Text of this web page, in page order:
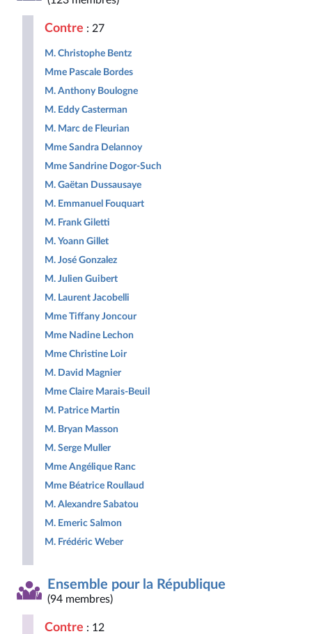
Républicaine
Contre : 27
M. Christophe Bentz
Mme Pascale Bordes
M. Anthony Boulogne
M. Eddy Casterman
M. Marc de Fleurian
Mme Sandra Delannoy
Mme Sandrine Dogor-Such
M. Gaëtan Dussausaye
M. Emmanuel Fouquart
M. Frank Giletti
M. Yoann Gillet
M. José Gonzalez
M. Julien Guibert
M. Laurent Jacobelli
Mme Tiffany Joncour
Mme Nadine Lechon
Mme Christine Loir
M. David Magnier
Mme Claire Marais-Beuil
M. Patrice Martin
M. Bryan Masson
M. Serge Muller
Mme Angélique Ranc
Mme Béatrice Roullaud
M. Alexandre Sabatou
M. Emeric Salmon
M. Frédéric Weber
Ensemble pour la République
(94 membres)
Contre : 12